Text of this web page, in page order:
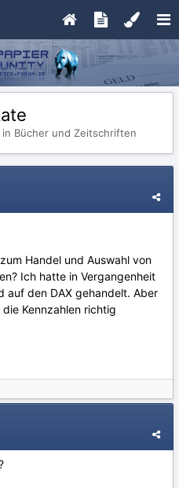
in Bücher und Zeitschriften
Handel und Auswahl von
Ich hatte in Vergangenheit
auf den DAX gehandelt. Aber
Kennzahlen richtig